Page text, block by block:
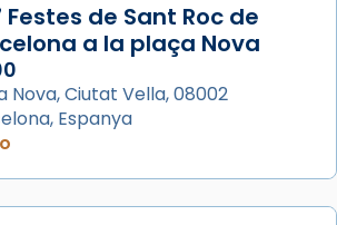
Share
de Barcelona
és juntament amb el
i Pere un dels que
més de prop Jesús.
Festes de Sant Roc de
a la plaça Nova
Nova, Ciutat Vella, 08002
Espanya